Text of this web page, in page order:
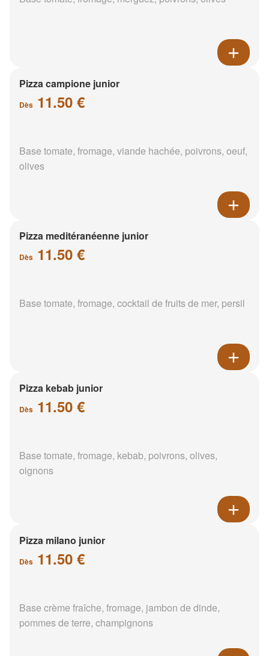
Pizza campione junior
Dès 11.50 €
Base tomate, fromage, viande hachée, poivrons, oeuf,
olives
Pizza meditéranéenne junior
Dès 11.50 €
Base tomate, fromage, cocktail de fruits de mer, persil
Pizza kebab junior
Dès 11.50 €
Base tomate, fromage, kebab, poivrons, olives,
oignons
Pizza milano junior
Dès 11.50 €
Base crème fraîche, fromage, jambon de dinde,
pommes de terre, champignons